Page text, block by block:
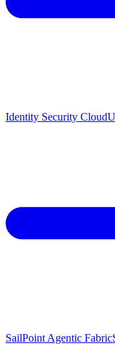
Identity Security Cloud
SailPoint Agentic Fabric